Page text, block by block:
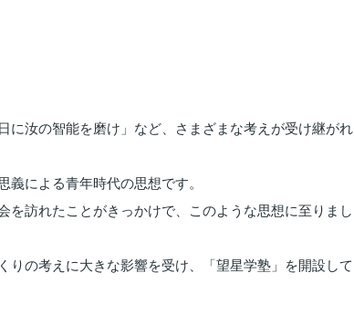
に汝の智能を磨け」など、さまざまな考えが受け継がれ
による青年時代の思想です。
を訪れたことがきっかけで、このような思想に至りまし
りの考えに大きな影響を受け、「望星学塾」を開設して